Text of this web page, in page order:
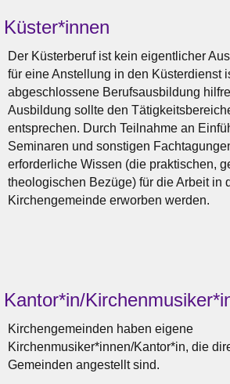
Küster*innen
Der Küsterberuf ist kein eigentlicher
für eine Anstellung in den Küsterdienst
abgeschlossene Berufsausbildung
Ausbildung sollte den
entsprechen. Durch Teilnahme an
Seminaren und sonstigen
erforderliche Wissen (die praktischen,
theologischen Bezüge) für die Arbeit in
Kirchengemeinde erworben werden.
Kantor*in/
Kirchengemeinden haben eigene
Kirchenmusiker*innen/Kantor*in, die
Gemeinden angestellt sind.